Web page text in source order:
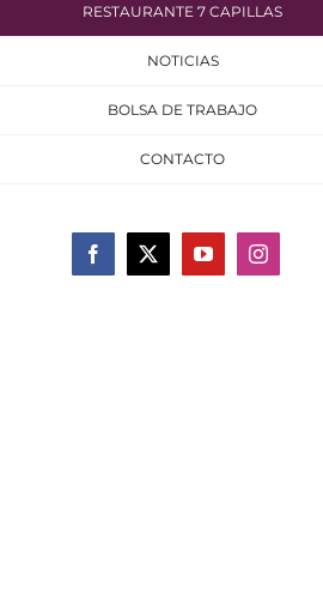
RESTAURANTE 7 CAPILLAS
NOTICIAS
BOLSA DE TRABAJO
CONTACTO
Facebook
X YouTubeInstagram